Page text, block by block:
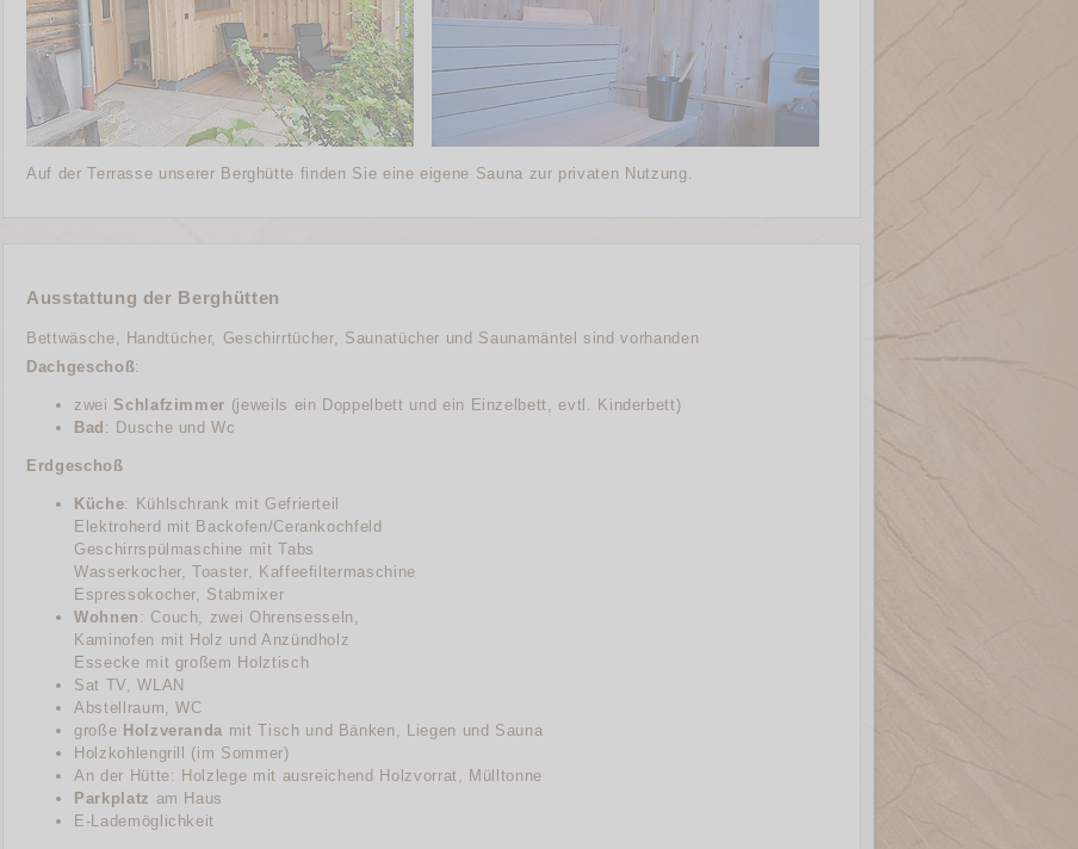
Auf der Terrasse unserer Berghütte finden Sie eine eigene Sauna zur privaten Nutzung.
Ausstattung der Berghütten
Bettwäsche, Handtücher, Geschirrtücher, Saunatücher und Saunamäntel sind vorhanden
Dachgeschoß:
zwei Schlafzimmer (jeweils ein Doppelbett und ein Einzelbett, evtl. Kinderbett)
Bad : Dusche und Wc
Erdgeschoß
Küche: Kühlschrank mit Gefrierteil
Elektroherd mit Backofen/Cerankochfeld
Geschirrspülmaschine mit Tabs
Wasserkocher, Toaster, Kaffeefiltermaschine
Espressokocher, Stabmixer
Wohnen : Couch, zwei Ohrensesseln,
Kaminofen mit Holz und Anzündholz
Essecke mit großem Holztisch
Sat TV, WLAN
Abstellraum, WC
große Holzveranda mit Tisch und Bänken, Liegen und Sauna
Holzkohlengrill (im Sommer)
An der Hütte: Holzlege mit ausreichend Holzvorrat, Mülltonne
Parkplatz am Haus
E-Lademöglichkeit